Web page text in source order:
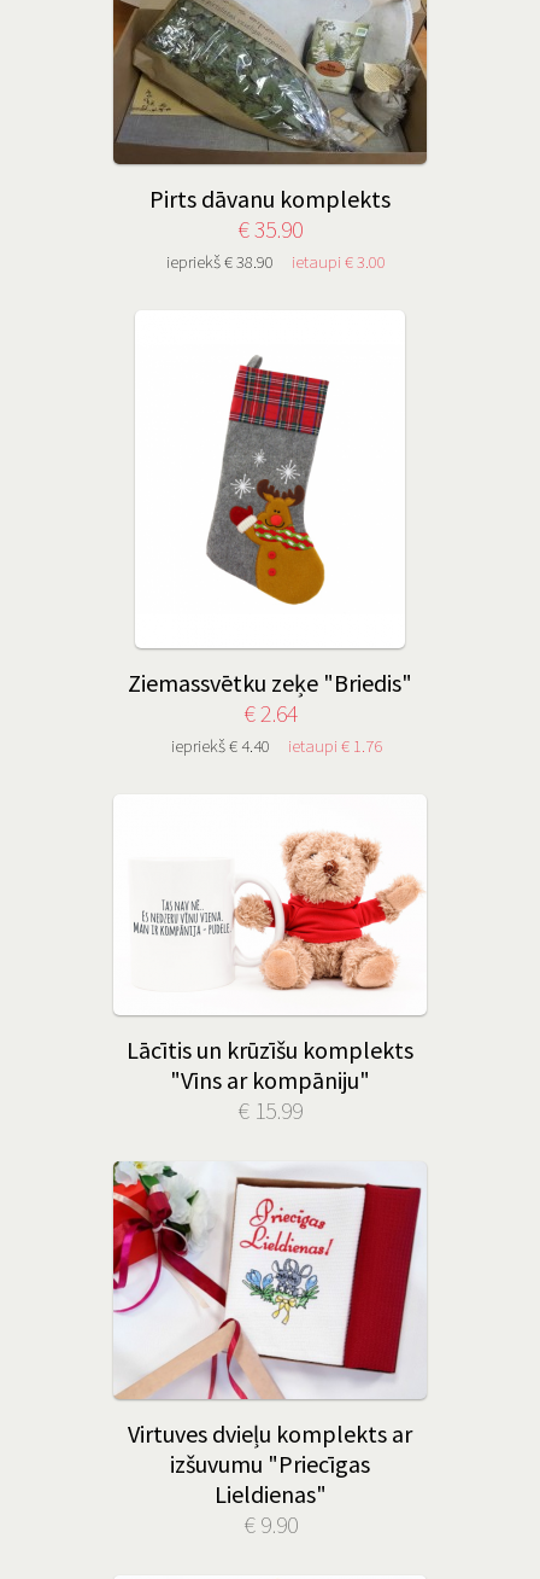
Pirts dāvanu komplekts
€ 35.90
iepriekš € 38.90 ietaupi € 3.00
Ziemassvētku zeķe "Briedis"
€ 2.64
iepriekš € 4.40 ietaupi € 1.76
Lācītis un krūzīšu komplekts
"Vīns ar kompāniju"
€ 15.99
Virtuves dvieļu komplekts ar
izšuvumu "Priecīgas
Lieldienas"
€ 9.90